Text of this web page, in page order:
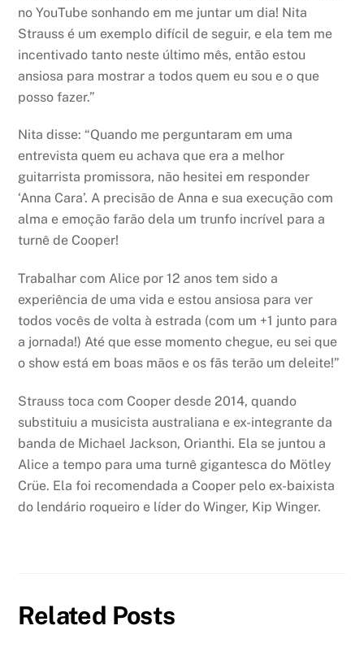
no YouTube sonhando em me juntar um dia! Nita
Strauss é um exemplo difícil de seguir, e ela tem me
incentivado tanto neste último mês, então estou
ansiosa para mostrar a todos quem eu sou e o que
posso fazer.”
Nita disse: “Quando me perguntaram em uma
entrevista quem eu achava que era a melhor
guitarrista promissora, não hesitei em responder
‘Anna Cara’. A precisão de Anna e sua execução com
alma e emoção farão dela um trunfo incrível para a
turnê de Cooper!
Trabalhar com Alice por 12 anos tem sido a
experiência de uma vida e estou ansiosa para ver
todos vocês de volta à estrada (com um +1 junto para
a jornada!) Até que esse momento chegue, eu sei que
o show está em boas mãos e os fãs terão um deleite!”
Strauss toca com Cooper desde 2014, quando
substituiu a musicista australiana e ex-integrante da
banda de Michael Jackson, Orianthi. Ela se juntou a
Alice a tempo para uma turnê gigantesca do Mötley
Crüe. Ela foi recomendada a Cooper pelo ex-baixista
do lendário roqueiro e líder do Winger, Kip Winger.
Related Posts